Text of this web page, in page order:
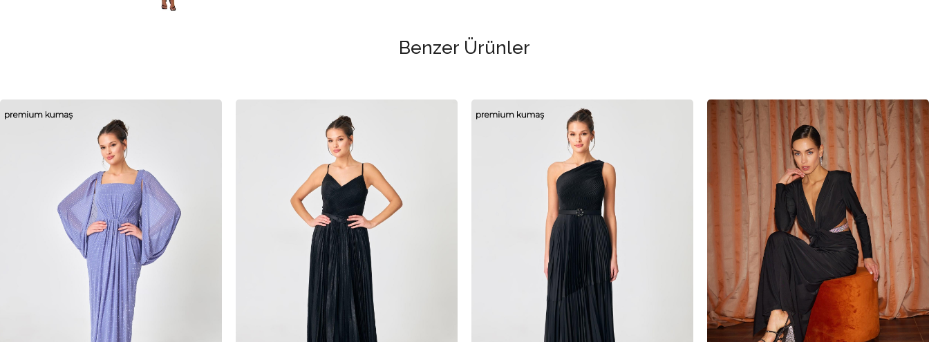
Benzer Ürünler